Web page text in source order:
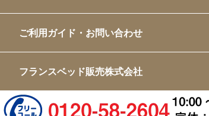
ご利用ガイド・お問い合わせ
フランスベッド販売株式会社